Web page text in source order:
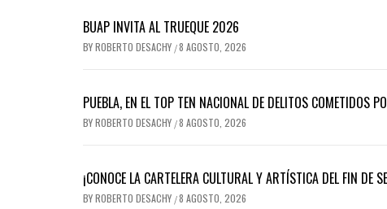
BUAP INVITA AL TRUEQUE 2026
BYROBERTO DESACHY /8 AGOSTO, 2026
PUEBLA, EN EL TOP TEN NACIONAL DE DELITOS COMETIDOS
BYROBERTO DESACHY /8 AGOSTO, 2026
¡CONOCE LA CARTELERA CULTURAL Y ARTÍSTICA DEL FIN DE
BYROBERTO DESACHY /8 AGOSTO, 2026